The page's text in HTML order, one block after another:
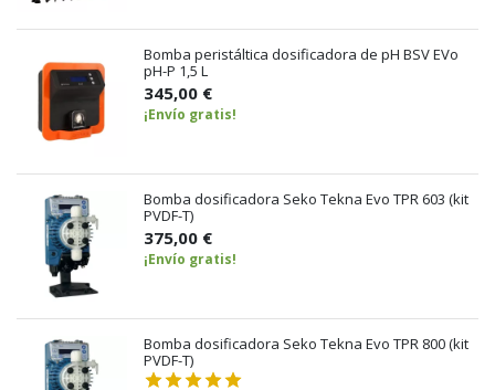
Bomba peristáltica dosificadora de pH BSV EVo
pH-P 1,5 L
345,00 €
¡Envío gratis!
Bomba dosificadora Seko Tekna Evo TPR 603 (kit
PVDF-T)
375,00 €
¡Envío gratis!
Bomba dosificadora Seko Tekna Evo TPR 800 (kit
PVDF-T)